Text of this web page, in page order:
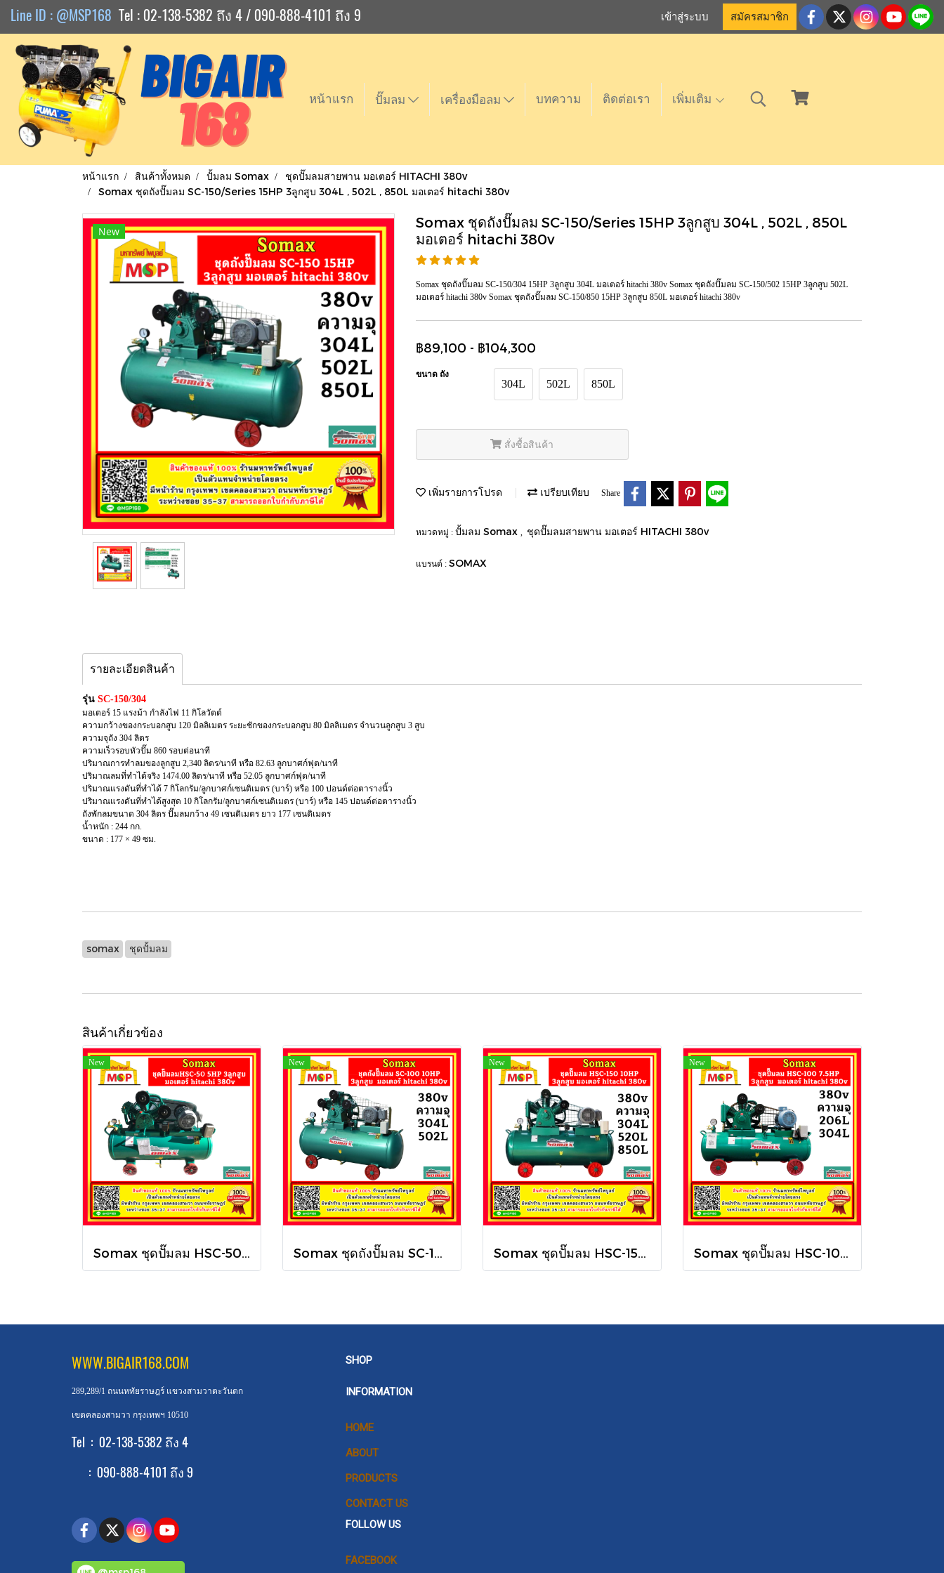
Line ID : @MSP168 Tel : 02-138-5382 ถึง 4 / 090-888-4101 ถึง 9 เข้าสู่ระบบ สมัครสมาชิก
หน้าแรก ปั๊มลม เครื่องมือลม บทความ ติดต่อเรา เพิ่มเติม
หน้าแรก สินค้าทั้งหมด ปั้มลม Somax
ชุดปั๊มลมสายพาน มอเตอร์ HITACHI 380v
Somax ชุดถังปั๊มลม SC-150/Series 15HP 3ลูกสูบ 304L , 502L , 850L มอเตอร์ hitachi 380v
New
Somax ชุดถังปั๊มลม SC-150/Series 15HP 3ลูกสูบ 304L , 502L , 850L
มอเตอร์ hitachi 380v
Somax ชุดถังปั๊มลม SC-150/304 15HP 3ลูกสูบ 304L มอเตอร์ hitachi 380v Somax ชุดถังปั๊มลม SC-150/502 15HP 3ลูกสูบ 502L
มอเตอร์ hitachi 380v Somax ชุดถังปั๊มลม SC-150/850 15HP 3ลูกสูบ 850L มอเตอร์ hitachi 380v
฿89,100 - ฿104,300
ขนาด ถัง
304L 502L 850L
สั่งซื้อสินค้า
เพิ่มรายการโปรด เปรียบเทียบ Share
หมวดหมู่ : ปั้มลม Somax ชุดปั๊มลมสายพาน มอเตอร์ HITACHI 380v
แบรนด์ : SOMAX
รายละเอียดสินค้า
รุ่น SC-150/304
มอเตอร์ 15 แรงม้า กำลังไฟ 11 กิโลวัตต์
ความกว้างของกระบอกสูบ 120 มิลลิเมตร ระยะชักของกระบอกสูบ 80 มิลลิเมตร จำนวนลูกสูบ 3 สูบ
ความจุถัง 304 ลิตร
ความเร็วรอบหัวปั๊ม 860 รอบต่อนาที
ปริมาณการทำลมของลูกสูบ 2,340 ลิตร/นาที หรือ 82.63 ลูกบาศก์ฟุต/นาที
ปริมาณลมที่ทำได้จริง 1474.00 ลิตร/นาที หรือ 52.05 ลูกบาศก์ฟุต/นาที
ปริมาณแรงดันที่ทำได้ 7 กิโลกรัม/ลูกบาศก์เซนติเมตร (บาร์) หรือ 100 ปอนด์ต่อตารางนิ้ว
ปริมาณแรงดันที่ทำได้สูงสุด 10 กิโลกรัม/ลูกบาศก์เซนติเมตร (บาร์) หรือ 145 ปอนด์ต่อตารางนิ้ว
ถังพักลมขนาด 304 ลิตร ปั๊มลมกว้าง 49 เซนติเมตร ยาว 177 เซนติเมตร
น้ำหนัก : 244 กก.
ขนาด : 177 × 49 ซม.
somax ชุดปั้มลม
สินค้าเกี่ยวข้อง
New New New New
WWW.BIGAIR168.COM
289,289/1 ถนนหทัยราษฎร์ แขวงสามวาตะวันตก
เขตคลองสามวา กรุงเทพฯ 10510
Tel : 02-138-5382 ถึง 4
: 090-888-4101 ถึง 9
SHOP
INFORMATION
HOME
ABOUT
PRODUCTS
CONTACT US
FOLLOW US
FACEBOOK